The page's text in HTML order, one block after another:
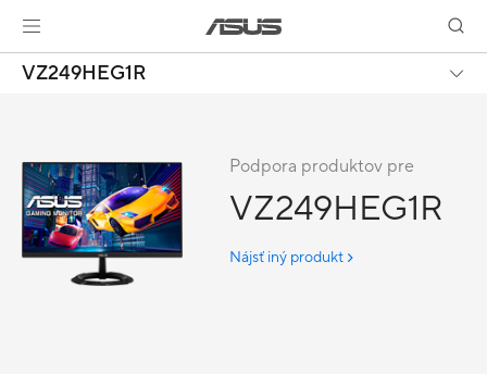
VZ249HEG1R
Podpora produktov pre
VZ249HEG1R
Nájsť iný produkt